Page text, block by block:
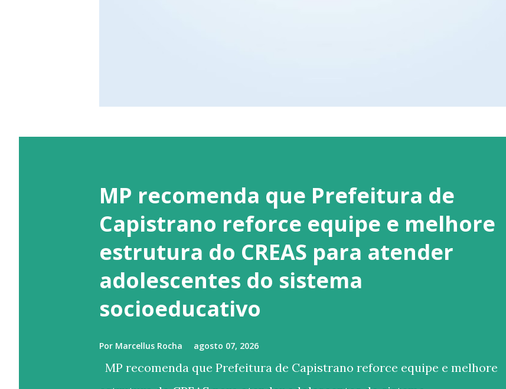
MP recomenda que Prefeitura de
Capistrano reforce equipe e melhore
estrutura do CREAS para atender
adolescentes do sistema
socioeducativo
Por Marcellus Rocha agosto 07, 2026
MP recomenda que Prefeitura de Capistrano reforce equipe e melhore